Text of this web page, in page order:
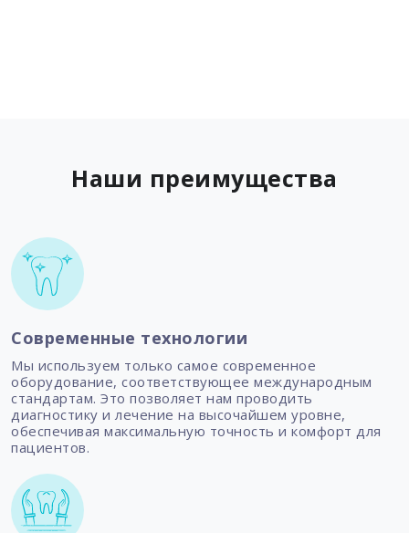
Наши преимущества
Современные технологии
Мы используем только самое современное
оборудование, соответствующее международным
стандартам. Это позволяет нам проводить
диагностику и лечение на высочайшем уровне,
обеспечивая максимальную точность и комфорт для
пациентов.